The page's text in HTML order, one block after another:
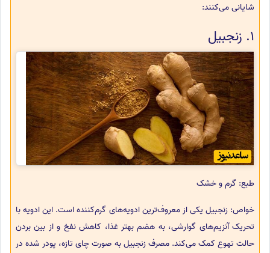
شایانی می‌کنند:
1. زنجبیل
طبع: گرم و خشک
خواص: زنجبیل یکی از معروف‌ترین ادویه‌های گرم‌کننده است. این ادویه با
تحریک آنزیم‌های گوارشی، به هضم بهتر غذا، کاهش نفخ و از بین بردن
حالت تهوع کمک می‌کند. مصرف زنجبیل به صورت چای تازه، پودر شده در